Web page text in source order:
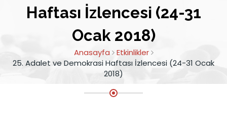
Haftası İzlencesi (24-31
Ocak 2018)
Anasayfa
Etkinlikler
25. Adalet ve Demokrasi Haftası İzlencesi (24-31 Ocak
2018)